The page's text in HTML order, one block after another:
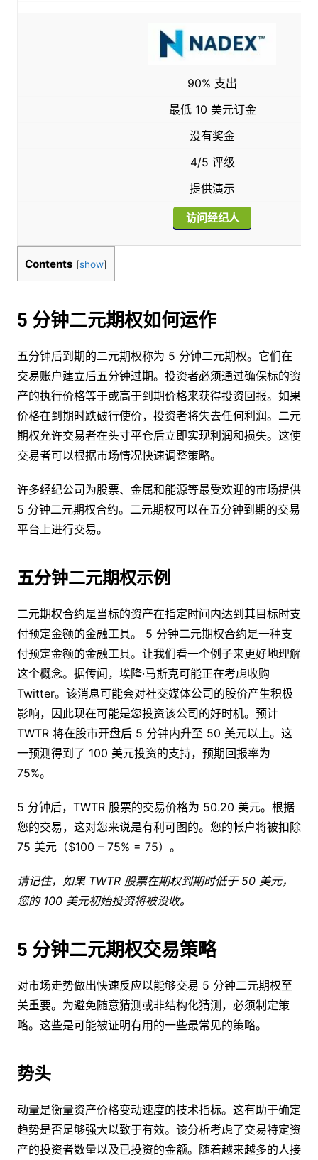
90% 支出
最低 10 美元订金
没有奖金
4/5 评级
提供演示
访问经纪人
Contents [show]
5 分钟二元期权如何运作
五分钟后到期的二元期权称为 5 分钟二元期权。它们在
交易账户建立后五分钟过期。投资者必须通过确保标的资
产的执行价格等于或高于到期价格来获得投资回报。如果
价格在到期时跌破行使价，投资者将失去任何利润。二元
期权允许交易者在头寸平仓后立即实现利润和损失。这使
交易者可以根据市场情况快速调整策略。
许多经纪公司为股票、金属和能源等最受欢迎的市场提供
5 分钟二元期权合约。二元期权可以在五分钟到期的交易
平台上进行交易。
五分钟二元期权示例
二元期权合约是当标的资产在指定时间内达到其目标时支
付预定金额的金融工具。 5 分钟二元期权合约是一种支
付预定金额的金融工具。让我们看一个例子来更好地理解
这个概念。据传闻，埃隆·马斯克可能正在考虑收购
Twitter。该消息可能会对社交媒体公司的股价产生积极
影响，因此现在可能是您投资该公司的好时机。预计
TWTR 将在股市开盘后 5 分钟内升至 50 美元以上。这
一预测得到了 100 美元投资的支持，预期回报率为
75%。
5 分钟后，TWTR 股票的交易价格为 50.20 美元。根据
您的交易，这对您来说是有利可图的。您的帐户将被扣除
75 美元（$100 – 75% = 75）。
请记住，如果 TWTR 股票在期权到期时低于 50 美元，
您的 100 美元初始投资将被没收。
5 分钟二元期权交易策略
对市场走势做出快速反应以能够交易 5 分钟二元期权至
关重要。为避免随意猜测或非结构化猜测，必须制定策
略。这些是可能被证明有用的一些最常见的策略。
势头
动量是衡量资产价格变动速度的技术指标。这有助于确定
趋势是否足够强大以致于有效。该分析考虑了交易特定资
产的投资者数量以及已投资的金额。随着越来越多的人接